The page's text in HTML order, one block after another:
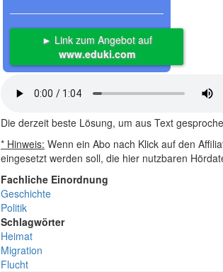
► Link zum Angebot auf
www.eduki.com
Die derzeit beste Lösung, um aus Text
* Hinweis: Wenn ein Abo nach Klick auf den
eingesetzt werden soll, die hier nutzbaren
Fachliche Einordnung
Geschichte
Politik
Schlagwörter
Heimat
Migration
Flucht